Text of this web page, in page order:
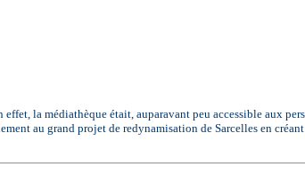
la médiathèque était, auparavant peu accessible aux
au grand projet de redynamisation de Sarcelles en